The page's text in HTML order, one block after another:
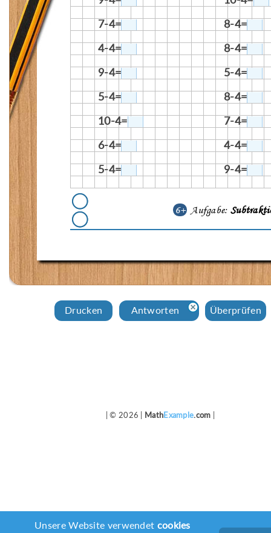
7-4=
8-4=
4-4=
8-4=
9-4=
5-4=
5-4=
8-4=
10-4=
7-4=
6-4=
4-4=
5-4=
9-4=
6+ Aufgabe:
Drucken Аntworten Überprüfen
| © 2026 | MathExample.com
Unsere Website verwendet cookies